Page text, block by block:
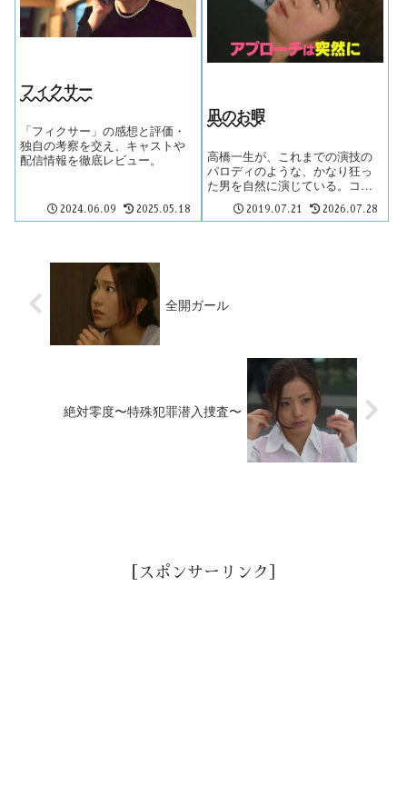
フィクサー
「フィクサー」の感想と評価・
独自の考察を交え、キャストや
配信情報を徹底レビュー。
2024.06.09 2025.05.18
凪のお暇
高橋一生が、これまでの演技の
パロディのような、かなり狂っ
た男を自然に演じている。コメ
ディとあるけど、どうみてもサ
スペンスのような演出でもあ
2019.07.21 2026.07.28
全開ガール
絶対零度〜特殊犯罪潜入捜査〜
［スポンサーリンク］